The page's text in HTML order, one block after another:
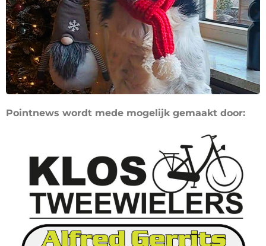
Pointnews wordt mede mogelijk gemaakt door: